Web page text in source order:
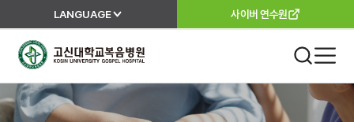
LANGUAGE 사이버 연수원
진료 안내